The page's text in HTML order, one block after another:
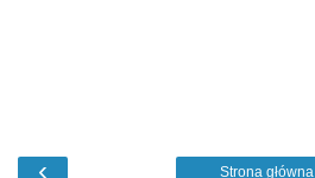
‹ Strona główna